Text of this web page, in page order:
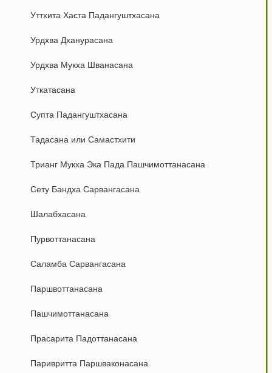
Уттхита Хаста Падангуштхасана
Урдхва Дханурасана
Урдхва Мукха Шванасана
Уткатасана
Супта Падангуштхасана
Тадасана или Самастхити
Трианг Мукха Эка Пада Пашчимоттанасана
Сету Бандха Сарвангасана
Шалабхасана
Пурвоттанасана
Саламба Сарвангасана
Паршвоттанасана
Пашчимоттанасана
Прасарита Падоттанасана
Паривритта Паршваконасана